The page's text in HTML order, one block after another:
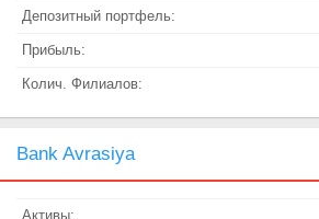
Депозитный портфель:
Прибыль:
Колич. Филиалов:
Bank Avrasiya
Активы: